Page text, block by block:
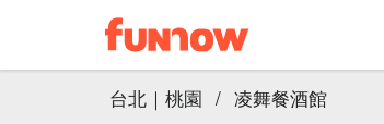
台北｜桃園 / 凌舞餐酒館